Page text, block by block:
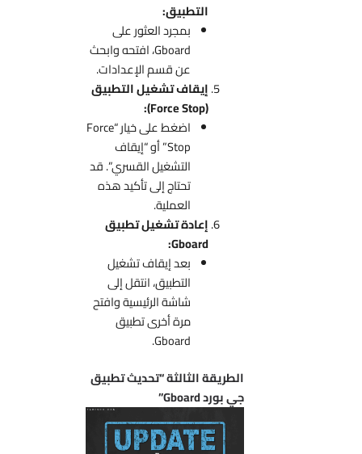
التطبيق:
بمجرد العثور على
Gboard، افتحه وابحث
عن قسم الإعدادات.
إيقاف تشغيل التطبيق
اضغط على خيار “Force
Stop” أو “إيقاف
التشغيل القسري”. قد
تحتاج إلى تأكيد هذه
العملية.
إعادة تشغيل تطبيق
Gboard:
بعد إيقاف تشغيل
التطبيق، انتقل إلى
شاشة الرئيسية وافتح
مرة أخرى تطبيق
Gboard.
الطريقة الثالثة “تحديث تطبيق
جي بورد Gboard”